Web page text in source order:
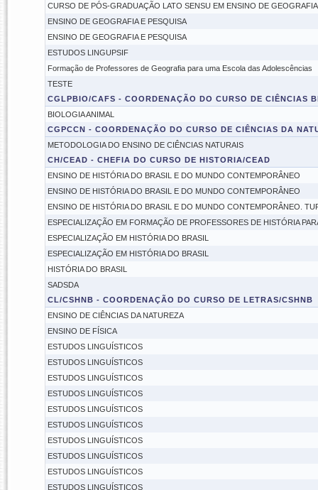
CURSO DE PÓS-GRADUAÇÃO LATO SENSU EM ENSINO DE
ENSINO DE GEOGRAFIA E PESQUISA
ENSINO DE GEOGRAFIA E PESQUISA
ESTUDOS LINGUPSIF
Formação de Professores de Geografia para uma Escola das Adolescências
TESTE
CGLPBIO/CAFS - COORDENAÇÃO DO CURSO DE CIÊNCIAS
BIOLOGIA ANIMAL
CGPCCN - COORDENAÇÃO DO CURSO DE CIÊNCIAS DA
METODOLOGIA DO ENSINO DE CIÊNCIAS NATURAIS
CH/CEAD - CHEFIA DO CURSO DE HISTORIA/CEAD
ENSINO DE HISTÓRIA DO BRASIL E DO MUNDO CONTEMPORÂNEO
ENSINO DE HISTÓRIA DO BRASIL E DO MUNDO CONTEMPORÂNEO
ENSINO DE HISTÓRIA DO BRASIL E DO MUNDO CONTEMPORÂNEO.
ESPECIALIZAÇÃO EM FORMAÇÃO DE PROFESSORES DE HISTÓRIA
ESPECIALIZAÇÃO EM HISTÓRIA DO BRASIL
ESPECIALIZAÇÃO EM HISTÓRIA DO BRASIL
HISTÓRIA DO BRASIL
SADSDA
CL/CSHNB - COORDENAÇÃO DO CURSO DE LETRAS/CSHNB
ENSINO DE CIÊNCIAS DA NATUREZA
ENSINO DE FÍSICA
ESTUDOS LINGUÍSTICOS
ESTUDOS LINGUÍSTICOS
ESTUDOS LINGUÍSTICOS
ESTUDOS LINGUÍSTICOS
ESTUDOS LINGUÍSTICOS
ESTUDOS LINGUÍSTICOS
ESTUDOS LINGUÍSTICOS
ESTUDOS LINGUÍSTICOS
ESTUDOS LINGUÍSTICOS
ESTUDOS LINGUÍSTICOS